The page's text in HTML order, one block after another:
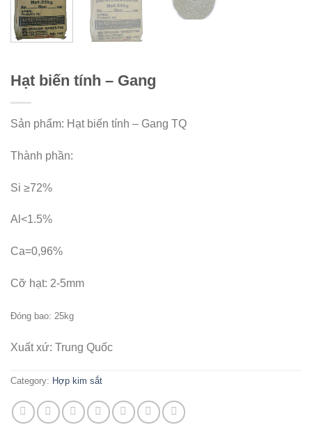
Hạt biến tính – Gang
Sản phẩm: Hạt biến tính – Gang TQ
Thành phần:
Si ≥72%
Al<1.5%
Ca=0,96%
Cỡ hạt: 2-5mm
Đóng bao: 25kg
Xuất xứ: Trung Quốc
Category: Hợp kim sắt